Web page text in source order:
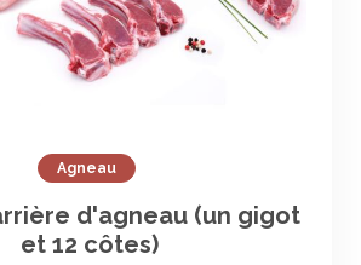
Agneau
d'agneau (un gigot
et 12 côtes)